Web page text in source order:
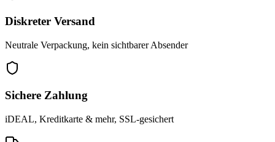
Diskreter Versand
Neutrale Verpackung, kein sichtbarer Absender
Sichere Zahlung
iDEAL, Kreditkarte & mehr, SSL-gesichert